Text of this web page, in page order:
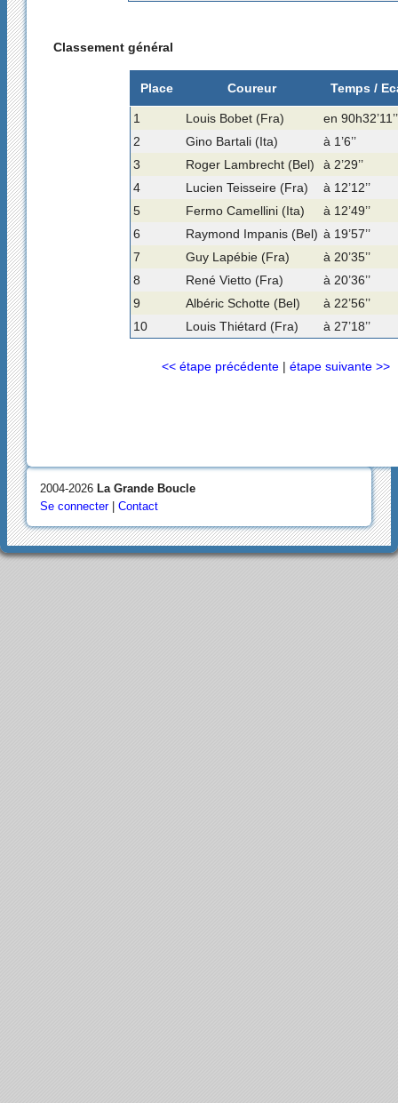
Classement général
Place Coureur Temps /
1 Louis Bobet (Fra)
en 90h32’11’’
2
Gino Bartali (Ita)
à 1’6’’
3
Roger Lambrecht (Bel)
à 2’29’’
4
Lucien Teisseire (Fra)
à 12’12’’
5
Fermo Camellini (Ita)
à 12’49’’
6
Raymond Impanis (Bel) à 19’57’’
7
Guy Lapébie (Fra)
à 20’35’’
8
René Vietto (Fra)
à 20’36’’
9
Albéric Schotte (Bel)
à 22’56’’
10
Louis Thiétard (Fra) à 27’18’’
<< étape précédente |étape suivante >>
2004-2026 La Grande Boucle
Se connecter| Contact